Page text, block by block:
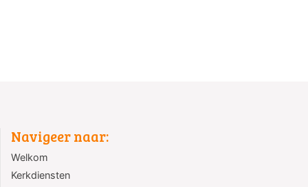
Navigeer naar:
Welkom
Kerkdiensten